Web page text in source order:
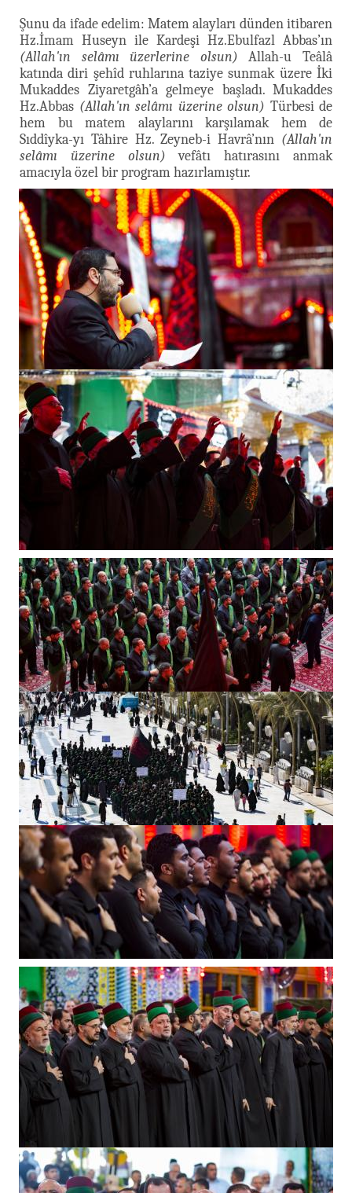
Şunu da ifade edelim: Matem alayları dünden itibaren
Hz.İmam Huseyn ile Kardeşi Hz.Ebulfazl Abbas’ın
(Allah'ın selâmı üzerlerine olsun) Allah-u Teâlâ
katında diri şehîd ruhlarına taziye sunmak üzere İki
Mukaddes Ziyaretgâh’a gelmeye başladı. Mukaddes
Hz.Abbas (Allah'ın selâmı üzerine olsun) Türbesi de
hem bu matem alaylarını karşılamak hem de
Sıddîyka-yı Tâhire Hz. Zeyneb-i Havrâ’nın (Allah'ın
selâmı üzerine olsun) vefâtı hatırasını anmak
amacıyla özel bir program hazırlamıştır.